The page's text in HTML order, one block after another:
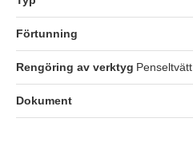
Förtunning
Rengöring av verktyg Penseltvätt
Dokument